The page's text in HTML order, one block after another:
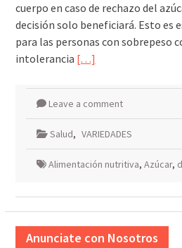
cuerpo en caso de rechazo del
decisión solo beneficiará. Esto es
para las personas con sobrepeso
intolerancia […]
Leave a comment
Salud, VARIEDADES
Alimentación nutritiva, Azúcar,
Anunciate con Nosotros